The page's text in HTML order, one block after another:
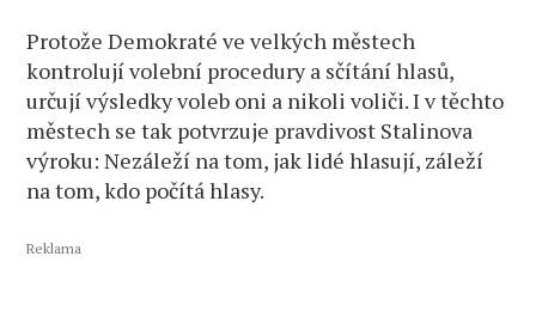
Protože Demokraté ve velkých městech
kontrolují volební procedury a sčítání hlasů,
určují výsledky voleb oni a nikoli voliči. I v těchto
městech se tak potvrzuje pravdivost Stalinova
výroku: Nezáleží na tom, jak lidé hlasují, záleží
na tom, kdo počítá hlasy.
Reklama